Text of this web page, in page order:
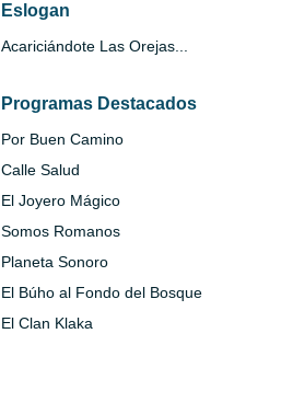
Eslogan
Acariciándote Las Orejas...
Programas Destacados
Por Buen Camino
Calle Salud
El Joyero Mágico
Somos Romanos
Planeta Sonoro
El Búho al Fondo del Bosque
El Clan Klaka